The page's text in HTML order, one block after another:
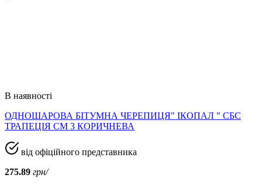
В наявності
ОДНОШАРОВА БІТУМНА ЧЕРЕПИЦЯ" ІКОПАЛ " СБС
ТРАПЕЦІЯ СМ 3 КОРИЧНЕВА
від офіційного представника
275.89 грн/